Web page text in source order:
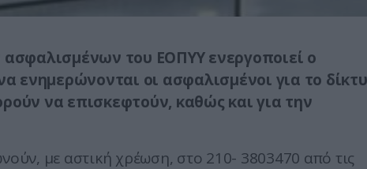
του ΕΟΠΥΥ ενεργοποιεί ο
ενημερώνονται οι ασφαλισμένοι για το
να επισκεφτούν, καθώς και για την
με αστική χρέωση, στο 210- 3803470 από τις